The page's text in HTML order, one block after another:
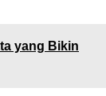
yang Bikin